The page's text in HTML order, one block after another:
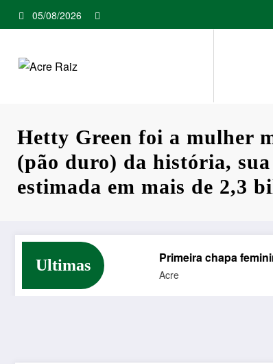
para
conteúdo
05/08/2026
Hetty Green foi a mulher
(pão duro) da história,
estimada em mais de 2,3
Ultimas
e rodeios Primeira chapa feminina ao